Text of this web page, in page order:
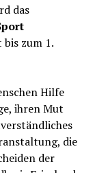
das
zum 1.
Hilfe
ihren Mut
die
der